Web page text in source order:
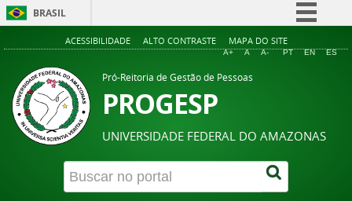
BRASIL
Simplifique!
Acesso à informação
Legislação
Canais
ACESSIBILIDADE ALTO CONTRASTE MAPA DO SITE
A+ A A- PT EN ES
Pró-Reitoria de Gestão de Pessoas
PROGESP
UNIVERSIDADE FEDERAL DO AMAZONAS